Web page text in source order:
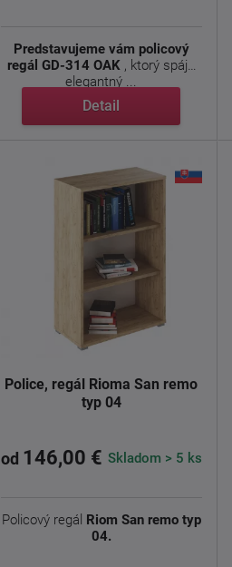
Predstavujeme vám policový
regál GD-314 OAK , ktorý spája
elegantný ...
Detail
Police, regál Rioma San remo
typ 04
od 146,00 € Skladom > 5 ks
Policový regál Riom San remo typ
04.